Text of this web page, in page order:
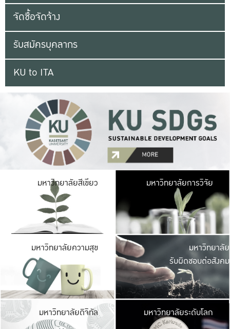
จัดซื้อจัดจ้าง
รับสมัครบุคลากร
KU to ITA
มหาวิทยาลัยสีเขียว มหาวิ
มีพื้นที่เขียวสดใส
เป็นป่าในเมือง เกษต
มหาวิทยาลัยการวิจัย
มหาวิทยาลัยความสุข มหาวิ
ค
เปิดประ
และพบเรื่องราวใ
มหาวิทยาลัย
รับผิดชอบต่อสังคม
มหาวิทยาลัยดิจิทัล มหาวิ
มหาวิทยาลัยระดับโลก